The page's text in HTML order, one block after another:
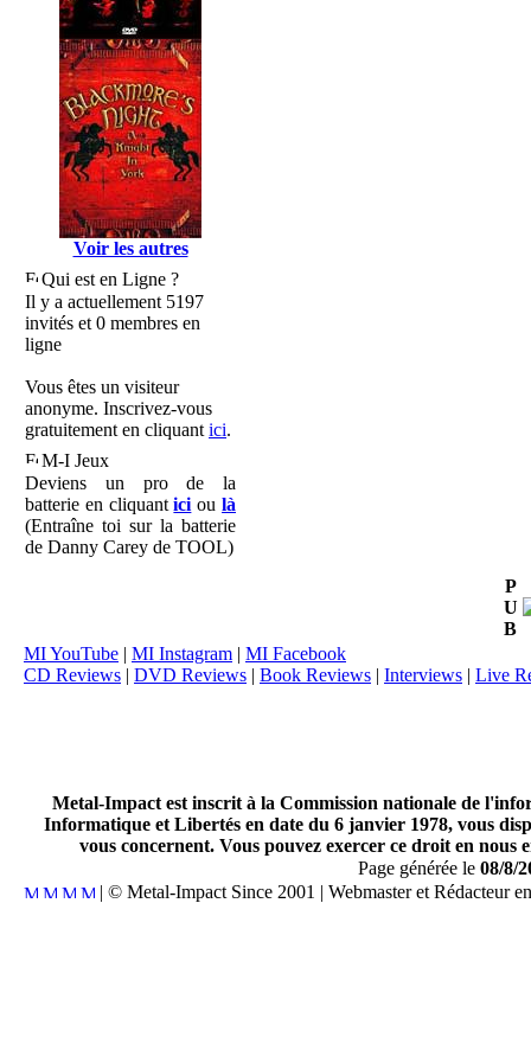
Voir les autres
Qui est en Ligne ?
Il y a actuellement 5197
invités et 0 membres en
ligne
Vous êtes un visiteur
anonyme. Inscrivez-vous
gratuitement en cliquant ici.
M-I Jeux
Deviens un pro de la
batterie en cliquantici oulà
(Entraîne toi sur la batterie
de Danny Carey de TOOL)
P
U
B
MI YouTube | MI Instagram | MI Facebook
CD Reviews | DVD Reviews | Book Reviews | Interviews | Live
Metal-Impact est inscrit à la Commission nationale de
Informatique et Libertés en date du 6 janvier 1978, vous
vous concernent. Vous pouvez exercer ce droit en
Page générée le 08/8/
| © Metal-Impact Since 2001 | Webmaster et Rédacteur